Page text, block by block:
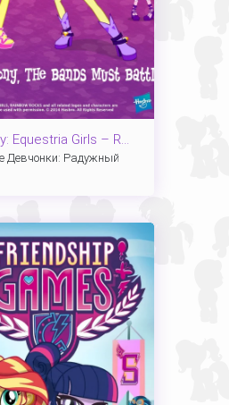
My Little Pony: Equestria Girls – Rainbow Rocks
Девчонки: Радужный